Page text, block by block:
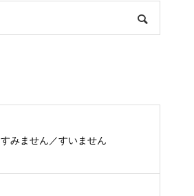
すみません／すいません